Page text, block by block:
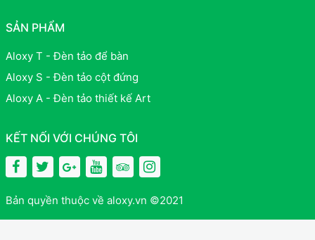
SẢN PHẨM
Aloxy T - Đèn tảo để bàn
Aloxy S - Đèn tảo cột đứng
Aloxy A - Đèn tảo thiết kế Art
KẾT NỐI VỚI CHÚNG TÔI
Bản quyền thuộc về aloxy.vn ©2021